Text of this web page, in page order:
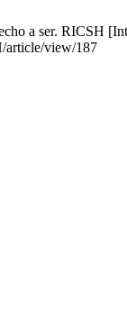
a ser. RICSH
article/view/187